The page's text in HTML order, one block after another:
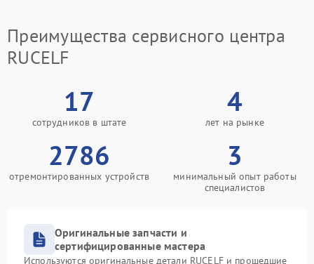
Преимущества сервисного центра
RUCELF
17
сотрудников в штате
4
лет на рынке
2786
отремонтированных устройств
3
минимальный опыт работы
специалистов
Оригинальные запчасти и
сертифицированные мастера
Используются оригинальные детали RUCELF и прошедшие